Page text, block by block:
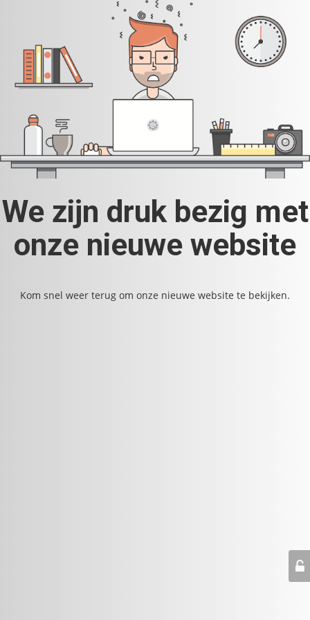
We zijn druk bezig met
onze nieuwe website
Kom snel weer terug om onze nieuwe website te bekijken.